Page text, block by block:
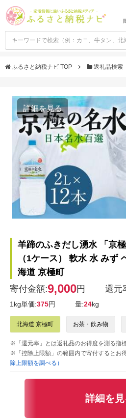
ふるさと納税ナビ TOP 返礼品検索
詳細を見る
羊蹄のふきだし湧水 「京
（1ケース） 軟水 水 みず
海道 京極町
寄付金額:9,000円 還元
1kg単価:375円 量:24kg
北海道 京極町 お茶・飲み物
※「還元率」とは返礼品のお得度を測る指
※「控除上限額」の範囲内で寄付するとお
除上限額を調べる）
詳細を見